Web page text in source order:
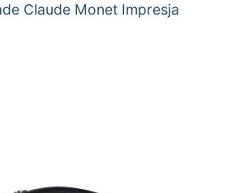
Claude Monet Impresja